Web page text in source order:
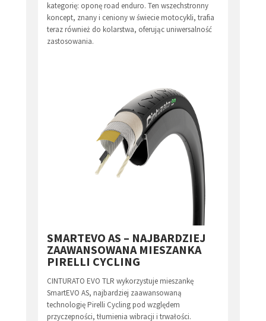
kategorię: oponę road enduro. Ten wszechstronny
koncept, znany i ceniony w świecie motocykli, trafia
teraz również do kolarstwa, oferując uniwersalność
zastosowania.
SMARTEVO AS – NAJBARDZIEJ
ZAAWANSOWANA MIESZANKA
PIRELLI CYCLING
CINTURATO EVO TLR wykorzystuje mieszankę
SmartEVO AS, najbardziej zaawansowaną
technologię Pirelli Cycling pod względem
przyczepności, tłumienia wibracji i trwałości.